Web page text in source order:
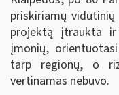
priskiriamų
projektą įtraukta
įmonių,
tarp regionų, o
vertinamas nebuvo.